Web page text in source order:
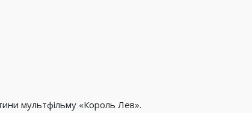
мультфільму «Король Лев».